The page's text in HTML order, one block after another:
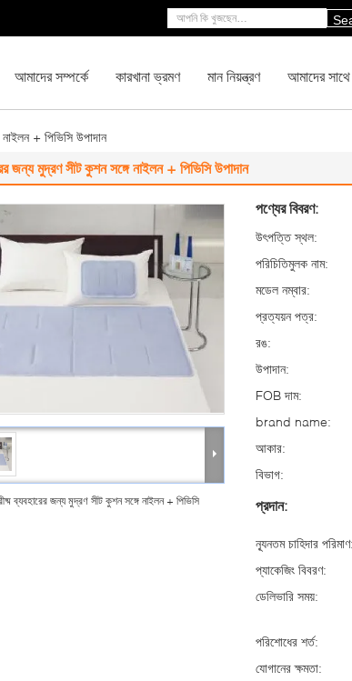
আমাদের সম্পর্কে কারখানা ভ্রমণ মান নিয়ন্ত্রণ আমাদের
+ পিভিসি উপাদান
জন্য মুদ্রণ সীট কুশন সঙ্গে নাইলন + পিভিসি উপাদান
ব্যবহারের জন্য মুদ্রণ সীট কুশন সঙ্গে নাইলন + পিভিসি
পণ্যের বিবরণ:
উৎপত্তি স্থল:
পরিচিতিমুলক নাম:
মডেল নম্বার:
প্রত্যয়ন পত্র:
রঙ:
উপাদান:
FOB দাম:
brand name:
আকার:
বিভাগ:
প্রদান:
ন্যূনতম চাহিদার পরিমাণ:
প্যাকেজিং বিবরণ:
ডেলিভারি সময়:
পরিশোধের শর্ত:
যোগানের ক্ষমতা: